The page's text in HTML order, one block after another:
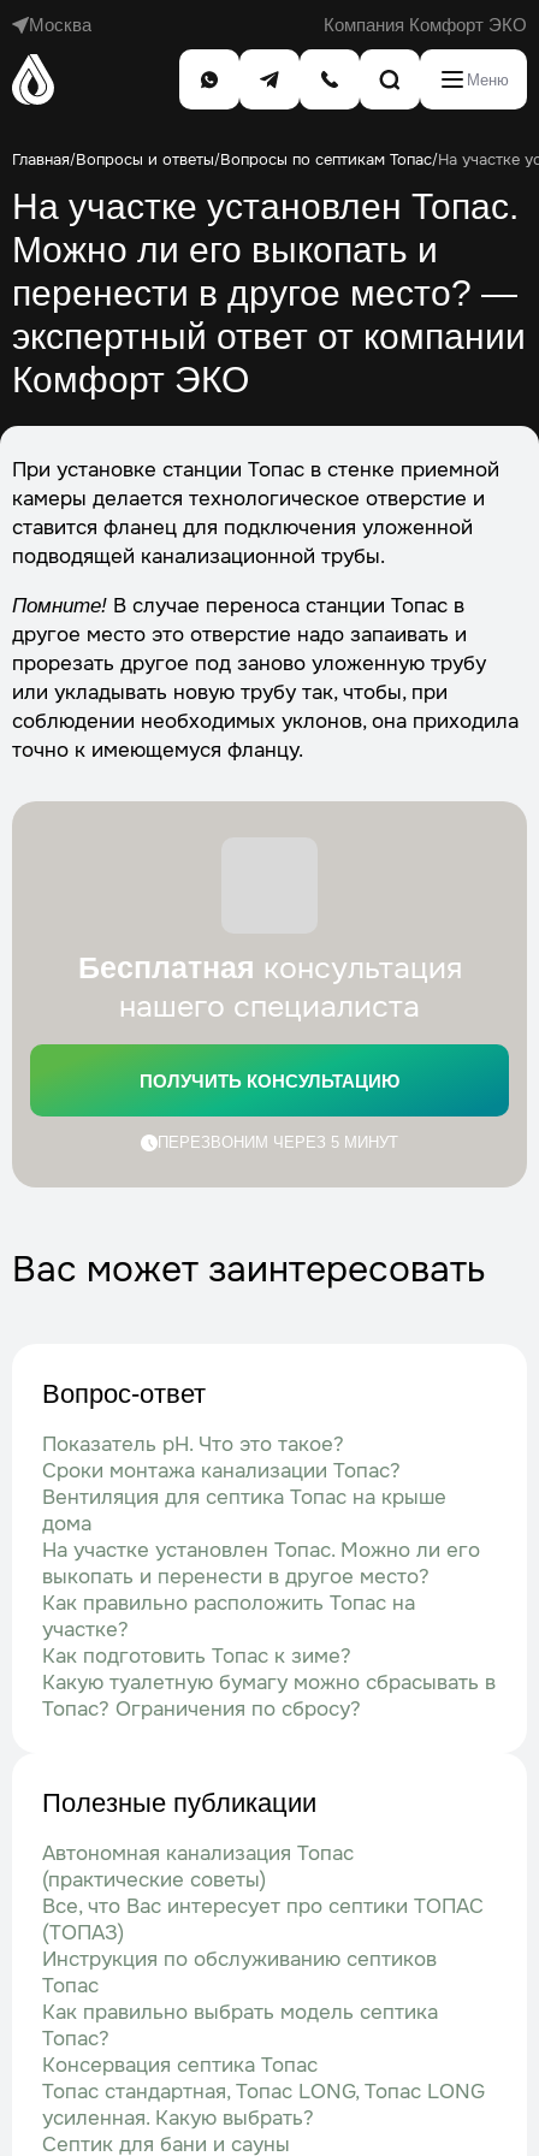
Москва Компания Комфорт ЭКО
Меню
Главная/Вопросы и ответы/Вопросы по септикам Топас/На участке
На участке установлен Топас.
Можно ли его выкопать и
перенести в другое место? —
экспертный ответ от компании
Комфорт ЭКО
При установке станции Топас в стенке приемной
камеры делается технологическое отверстие и
ставится фланец для подключения уложенной
подводящей канализационной трубы.
Помните! В случае переноса станции Топас в
другое место это отверстие надо запаивать и
прорезать другое под заново уложенную трубу
или укладывать новую трубу так, чтобы, при
соблюдении необходимых уклонов, она приходила
точно к имеющемуся фланцу.
Бесплатная консультация
нашего специалиста
ПОЛУЧИТЬ КОНСУЛЬТАЦИЮ
ПЕРЕЗВОНИМ ЧЕРЕЗ 5 МИНУТ
Вас может заинтересовать
Вопрос-ответ
Показатель рН. Что это такое?
Сроки монтажа канализации Топас?
Вентиляция для септика Топас на крыше
дома
На участке установлен Топас. Можно ли его
выкопать и перенести в другое место?
Как правильно расположить Топас на
участке?
Как подготовить Топас к зиме?
Какую туалетную бумагу можно сбрасывать в
Топас? Ограничения по сбросу?
Полезные публикации
Автономная канализация Топас
(практические советы)
Все, что Вас интересует про септики ТОПАС
(ТОПАЗ)
Инструкция по обслуживанию септиков
Топас
Как правильно выбрать модель септика
Топас?
Консервация септика Топас
Топас стандартная, Топас LONG, Топас LONG
усиленная. Какую выбрать?
Септик для бани и сауны